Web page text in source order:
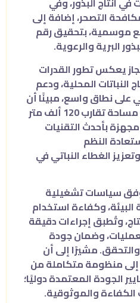
التصحر، إضافة إلى
بتحقيق رقم
يعكس تطور القدرات
المحلية، ودعم
على نطاق واسع، مبينًا أن
مجمع المشاتل يمتد على مساحة تقارب 120 ألف متر
مجهزة بأحدث التقنيات
النظم
الغطاء النباتي في
سياسات تشغيلية
وكفاءة استخدام
وتُطبق إجراءات دقيقة
وضمان جودة
مشيرًا إلى أن
منظومة متكاملة من
الجودة المعتمدة دوليًا؛
والموثوقية.